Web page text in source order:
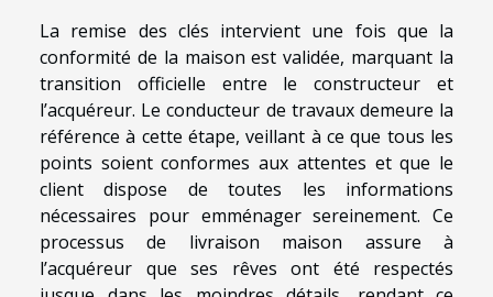
La remise des clés intervient une fois que la
conformité de la maison est validée, marquant la
transition officielle entre le constructeur et
l’acquéreur. Le conducteur de travaux demeure la
référence à cette étape, veillant à ce que tous les
points soient conformes aux attentes et que le
client dispose de toutes les informations
nécessaires pour emménager sereinement. Ce
processus de livraison maison assure à
l’acquéreur que ses rêves ont été respectés